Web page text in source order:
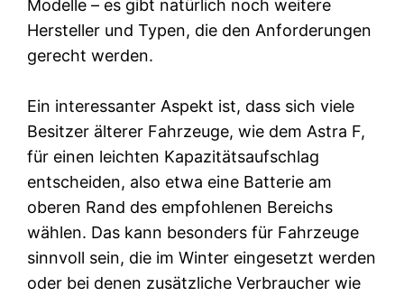
Modelle – es gibt natürlich noch weitere
Hersteller und Typen, die den Anforderungen
gerecht werden.
Ein interessanter Aspekt ist, dass sich viele
Besitzer älterer Fahrzeuge, wie dem Astra F,
für einen leichten Kapazitätsaufschlag
entscheiden, also etwa eine Batterie am
oberen Rand des empfohlenen Bereichs
wählen. Das kann besonders für Fahrzeuge
sinnvoll sein, die im Winter eingesetzt werden
oder bei denen zusätzliche Verbraucher wie